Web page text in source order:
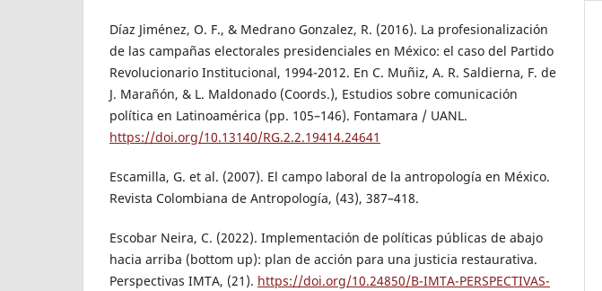
Díaz Jiménez, O. F., & Medrano Gonzalez, R. (2016). La profesionalización
de las campañas electorales presidenciales en México: el caso del Partido
Revolucionario Institucional, 1994-2012. En C. Muñiz, A. R. Saldierna, F. de
J. Marañón, & L. Maldonado (Coords.), Estudios sobre comunicación
política en Latinoamérica (pp. 105–146). Fontamara / UANL.
https://doi.org/10.13140/RG.2.2.19414.24641
Escamilla, G. et al. (2007). El campo laboral de la antropología en México.
Revista Colombiana de Antropología, (43), 387–418.
Escobar Neira, C. (2022). Implementación de políticas públicas de abajo
hacia arriba (bottom up): plan de acción para una justicia restaurativa.
Perspectivas IMTA, (21). https://doi.org/10.24850/B-IMTA-PERSPECTIVAS-